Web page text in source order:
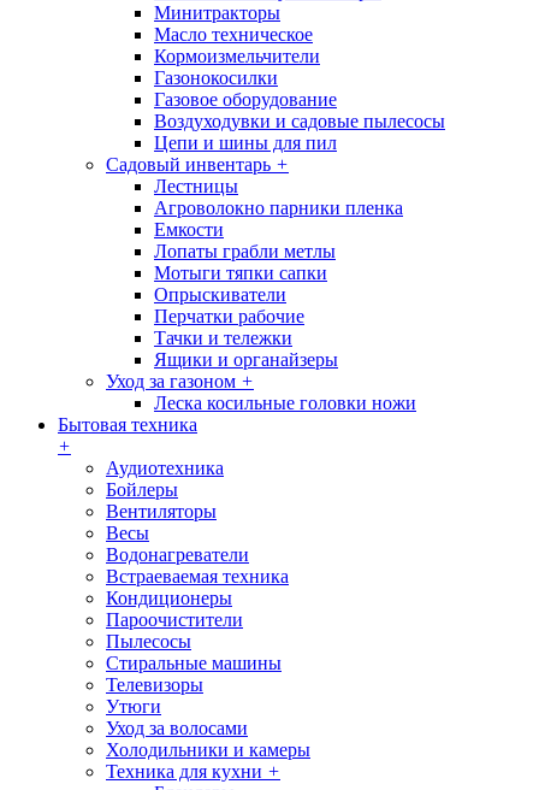
Минитракторы
Масло техническое
Кормоизмельчители
Газонокосилки
Газовое оборудование
Воздуходувки и садовые пылесосы
Цепи и шины для пил
Садовый инвентарь +
Лестницы
Агроволокно парники пленка
Емкости
Лопаты грабли метлы
Мотыги тяпки сапки
Опрыскиватели
Перчатки рабочие
Тачки и тележки
Ящики и органайзеры
Уход за газоном +
Леска косильные головки ножи
Бытовая техника
+
Аудиотехника
Бойлеры
Вентиляторы
Весы
Водонагреватели
Встраеваемая техника
Кондиционеры
Пароочистители
Пылесосы
Стиральные машины
Телевизоры
Утюги
Уход за волосами
Холодильники и камеры
Техника для кухни +